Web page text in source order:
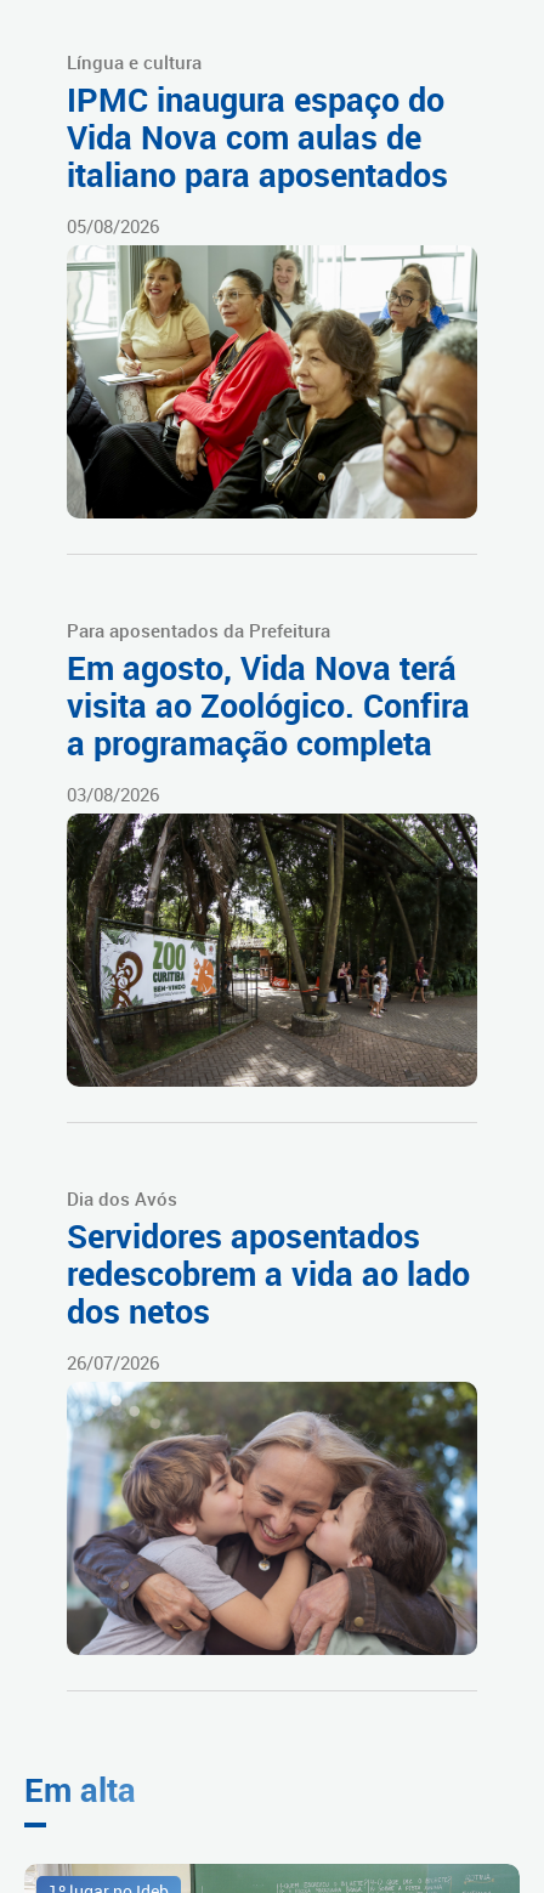
Língua e cultura
IPMC inaugura espaço do
Vida Nova com aulas de
italiano para aposentados
05/08/2026
Para aposentados da Prefeitura
Em agosto, Vida Nova terá
visita ao Zoológico. Confira
a programação completa
03/08/2026
Dia dos Avós
Servidores aposentados
redescobrem a vida ao lado
dos netos
26/07/2026
Em alta